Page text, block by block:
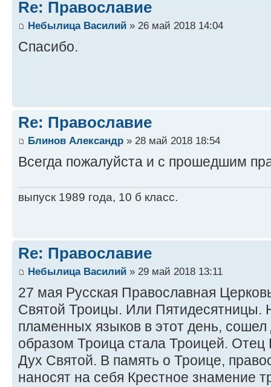
Re: Православие
Небылица Василий » 26 май 2018 14:04
Спасибо.
Re: Православие
Блинов Александр » 28 май 2018 18:54
Всегда пожалуйста и с прошедшим
выпуск 1989 года, 10 б класс.
Re: Православие
Небылица Василий » 29 май 2018 13:11
27 мая Русская Православная
Святой Троицы. Или Пятидесятницы.
пламенных языков в этот день,
образом Троица стала Троицей.
Дух Святой. В память о Троице,
наносят на себя Крестное знамение